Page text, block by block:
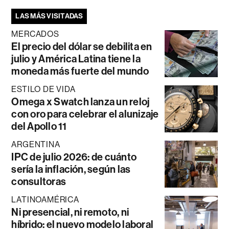
LAS MÁS VISITADAS
MERCADOS
El precio del dólar se debilita en
julio y América Latina tiene la
moneda más fuerte del mundo
ESTILO DE VIDA
Omega x Swatch lanza un reloj
con oro para celebrar el alunizaje
del Apollo 11
ARGENTINA
IPC de julio 2026: de cuánto
sería la inflación, según las
consultoras
LATINOAMÉRICA
Ni presencial, ni remoto, ni
híbrido: el nuevo modelo laboral